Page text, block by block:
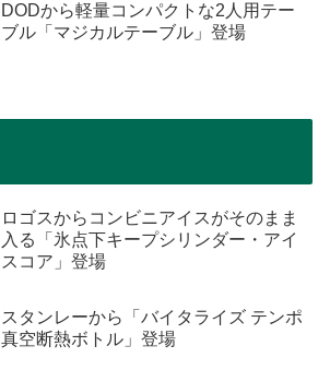
DODから軽量コンパクトな2人用テー
ブル「マジカルテーブル」登場
ロゴスからコンビニアイスがそのまま
入る「氷点下キープシリンダー・アイ
スコア」登場
スタンレーから「バイタライズ テンポ
真空断熱ボトル」登場